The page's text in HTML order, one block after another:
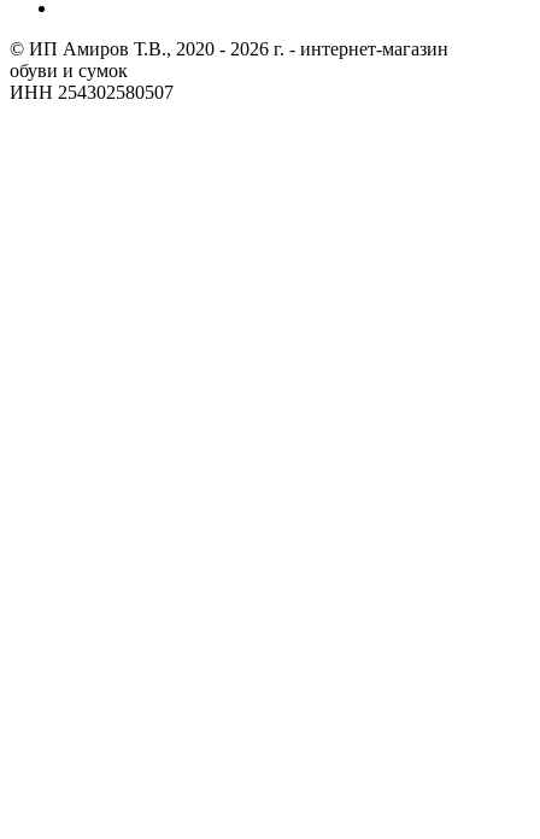
© ИП Амиров Т.В., 2020 - 2026 г. - интернет-магазин
обуви и сумок
ИНН 254302580507